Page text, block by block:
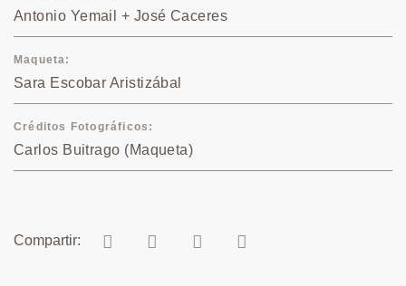
Antonio Yemail + José Caceres
Maqueta
Sara Escobar Aristizábal
Créditos Fotográficos
Carlos Buitrago (Maqueta)